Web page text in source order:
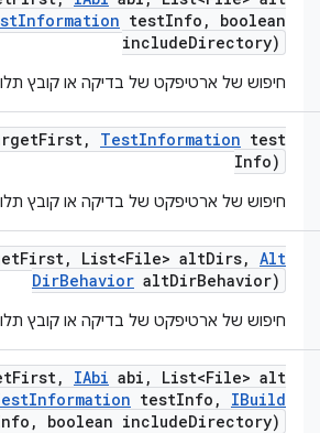
Information testInfo ,
boolean
includeDirectory)
חיפוש של ארטיפקט של בדיקה או קובץ
First, TestInformation test
Info)
חיפוש של ארטיפקט של בדיקה או קובץ
First, List<File> altDirs, Alt
DirBehavior altDirBehavior)
חיפוש של ארטיפקט של בדיקה או קובץ
First, IAbi abi ,
List<File> alt
Information testInfo ,
IBuild
, boolean includeDirectory)